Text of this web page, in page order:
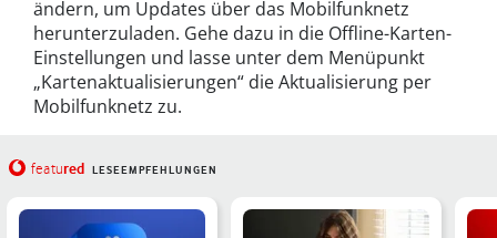
ändern, um Updates über das Mobilfunknetz
herunterzuladen. Gehe dazu in die Offline-Karten-
Einstellungen und lasse unter dem Menüpunkt
„Kartenaktualisierungen“ die Aktualisierung per
Mobilfunknetz zu.
featured LESEEMPFEHLUNGEN